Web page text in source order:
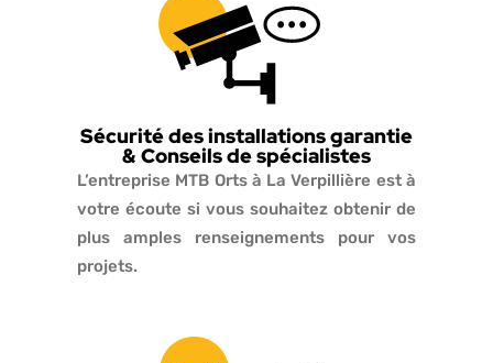
Sécurité des installations garantie
& Conseils de spécialistes
L’entreprise MTB Orts à La Verpillière est à
votre écoute si vous souhaitez obtenir de
plus amples renseignements pour vos
projets.